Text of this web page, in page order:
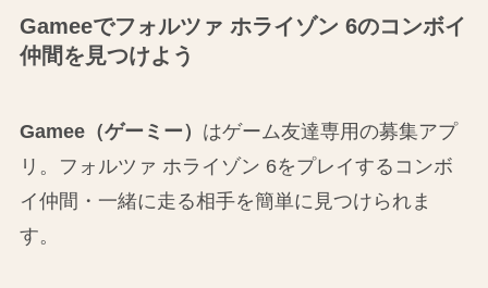
Gameeでフォルツァ ホライゾン 6のコンボイ
仲間を見つけよう
Gamee（ゲーミー） はゲーム友達専用の募集アプ
リ。フォルツァ ホライゾン 6をプレイするコンボ
イ仲間・一緒に走る相手を簡単に見つけられま
す。